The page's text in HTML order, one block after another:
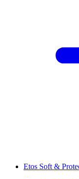
Etos Soft &